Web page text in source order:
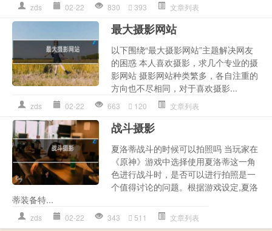
zds 02-22 830 393 文章列表
最大摄影网站
以下围绕“最大摄影网站”主题解决网友
的困惑 本人喜欢摄影，求几个专业的摄
影网站 摄影网站种类繁多，各自注重的
方向也不尽相同，对于喜欢摄影...
zds 02-22 663 120 文章列表
战斗摄影
夏洛蒂战斗的时候可以拍照吗 当玩家在
《原神》游戏中选择使用夏洛蒂这一角
色进行战斗时，是否可以进行拍照是一
个值得讨论的问题。根据游戏设定,夏洛
蒂装备特...
zds 02-22 343 511 文章列表